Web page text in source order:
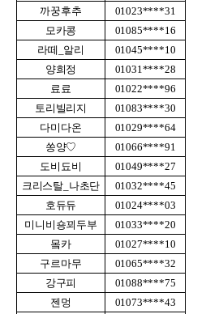
까꿍후추
01023****31
모카콩
01085****16
라떼_알리
01045****10
양희정
01031****28
료료
01022****96
토리빌리지
01083****30
다미다온
01029****64
쏭양♡
01066****91
도비됴비
01049****27
크리스탈_나초단
01032****45
호듀듀
01024****03
미니비숑꾀두부
01033****20
뫀카
01027****10
구르마무
01065****32
강구피
01088****75
젠멍
01073****43